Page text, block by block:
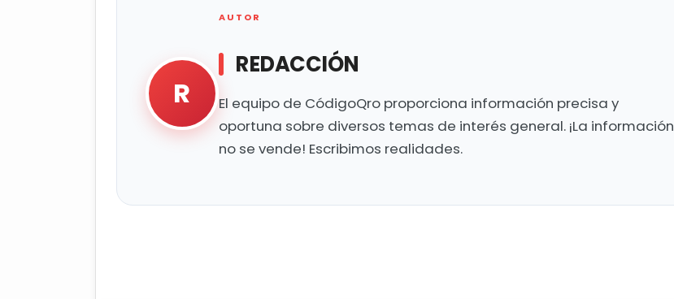
R
AUTOR
REDACCIÓN
El equipo de CódigoQro proporciona información precisa y
oportuna sobre diversos temas de interés general. ¡La información
no se vende! Escribimos realidades.